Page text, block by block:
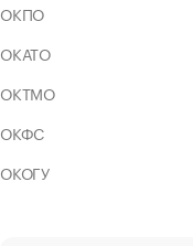
ОКПО
ОКАТО
ОКТМО
ОКФС
ОКОГУ